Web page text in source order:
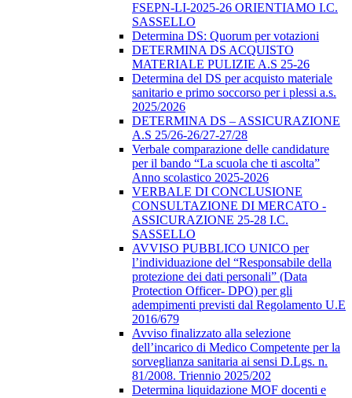
FSEPN-LI-2025-26 ORIENTIAMO I.C.
SASSELLO
Determina DS: Quorum per votazioni
DETERMINA DS ACQUISTO
MATERIALE PULIZIE A.S 25-26
Determina del DS per acquisto materiale
sanitario e primo soccorso per i plessi a.s.
2025/2026
DETERMINA DS – ASSICURAZIONE
A.S 25/26-26/27-27/28
Verbale comparazione delle candidature
per il bando “La scuola che ti ascolta”
Anno scolastico 2025-2026
VERBALE DI CONCLUSIONE
CONSULTAZIONE DI MERCATO -
ASSICURAZIONE 25-28 I.C.
SASSELLO
AVVISO PUBBLICO UNICO per
l’individuazione del “Responsabile della
protezione dei dati personali” (Data
Protection Officer- DPO) per gli
adempimenti previsti dal Regolamento U.E
2016/679
Avviso finalizzato alla selezione
dell’incarico di Medico Competente per la
sorveglianza sanitaria ai sensi D.Lgs. n.
81/2008. Triennio 2025/202
Determina liquidazione MOF docenti e